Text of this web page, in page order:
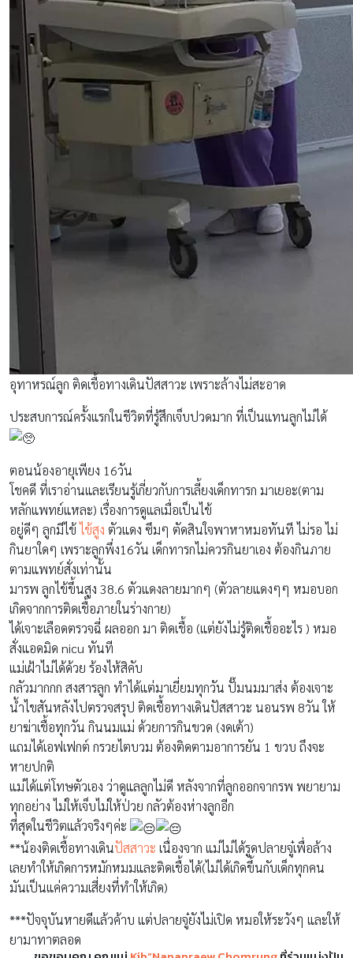
อุทาหรณ์ลูก ติดเชื้อทางเดินปัสสาวะ เพราะล้างไม่สะอาด
ประสบการณ์ครั้งแรกในชีวิตที่รู้สึกเจ็บปวดมาก ที่เป็นแทนลูกไม่ได้
ตอนน้องอายุเพียง 16วัน
โชคดี ที่เราอ่านและเรียนรู้เกี่ยวกับการเลี้ยงเด็กทารก มาเยอะ(ตาม
หลักแพทย์แหละ) เรื่องการดูแลเมื่อเป็นไข้
อยู่ดีๆ ลูกมีไข้ไข้สูง ตัวแดง ซึมๆ ตัดสินใจพาหาหมอทันที ไม่รอ ไม่
กินยาใดๆ เพราะลูกพึ่ง16วัน เด็กทารกไม่ควรกินยาเอง ต้องกินภาย
ตามแพทย์สั่งเท่านั้น
มารพ ลูกไข้ขึ้นสูง 38.6 ตัวแดงลายมากๆ (ตัวลายแดงๆๆ หมอบอก
เกิดจากการติดเชื้อภายในร่างกาย)
ได้เจาะเลือดตรวจฉี่ ผลออก มา ติดเชื้อ (แต่ยังไม่รู้ติดเชื้ออะไร ) หมอ
สั่งแอดมิด nicu ทันที
แม่เฝ้าไม่ได้ด้วย ร้องไห้สิคับ
กลัวมากกก สงสารลูก ทำได้แต่มาเยี่ยมทุกวัน ปั๊มนมมาส่ง ต้องเจาะ
น้ำไขสันหลังไปตรวจสรุป ติดเชื้อทางเดินปัสสาวะ นอนรพ 8วัน ให้
ยาฆ่าเชื้อทุกวัน กินนมแม่ ด้วยการกินขวด (งดเต้า)
แถมได้เอฟเฟกต์ กรวยไตบวม ต้องติดตามอาการยัน 1 ขวบ ถึงจะ
หายปกติ
แม่ได้แต่โทษตัวเอง ว่าดูแลลูกไม่ดี หลังจากที่ลูกออกจากรพ พยายาม
ทุกอย่าง ไม่ให้เจ็บไม่ให้ป่วย กลัวต้องห่างลูกอีก
ที่สุดในชีวิตแล้วจริงๆค่ะ
**น้องติดเชื้อทางเดินปัสสาวะ เนื่องจาก แม่ไม่ได้รูดปลายจู๋เพื่อล้าง
เลยทำให้เกิดการหมักหมมและติดเชื้อได้(ไม่ได้เกิดขึ้นกับเด็กทุกคน
มันเป็นแค่ความเสี่ยงที่ทำให้เกิด)
***ปัจจุบันหายดีแล้วค้าบ แต่ปลายจู๋ยังไม่เปิด หมอให้ระวังๆ และให้
ยามาทาตลอด